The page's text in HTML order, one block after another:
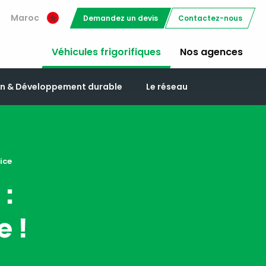
Maroc Demandez un devis Contactez-nous
Véhicules frigorifiques Nos agences
& Développement durable Le réseau
!